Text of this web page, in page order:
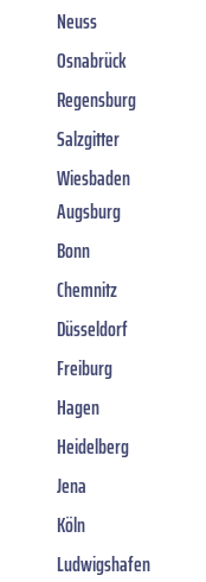
Neuss
Osnabrück
Regensburg
Salzgitter
Wiesbaden
Augsburg
Bonn
Chemnitz
Düsseldorf
Freiburg
Hagen
Heidelberg
Jena
Köln
Ludwigshafen